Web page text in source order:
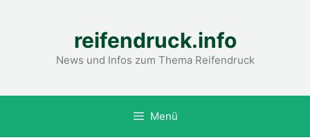
reifendruck.info
News und Infos zum Thema Reifendruck
Menü